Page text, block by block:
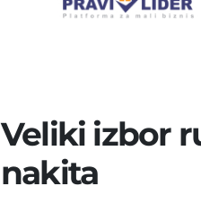
Veliki izbor
nakita